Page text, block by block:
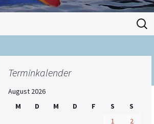
Suchen
nach:
Terminkalender
August 2026
M
D M D F S
S
1
2